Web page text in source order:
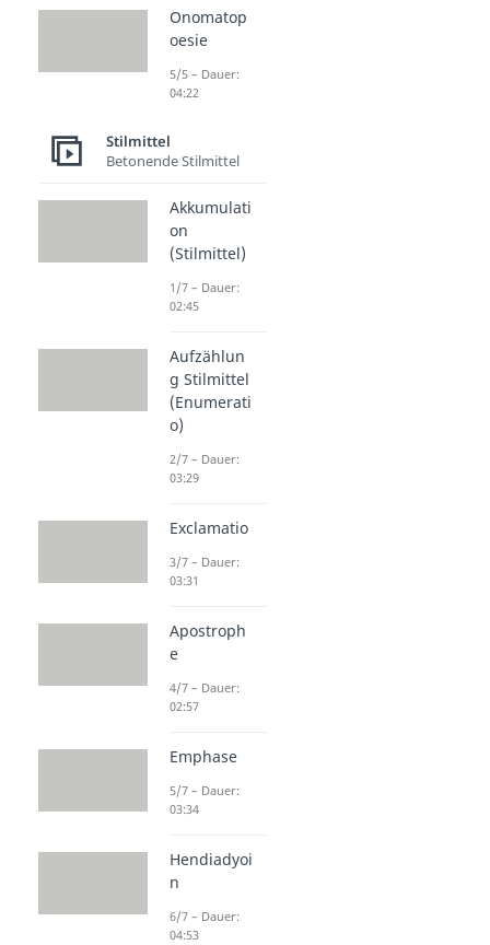
Onomatop
oesie
5/5 – Dauer:
04:22
Stilmittel
Betonende Stilmittel
Akkumulati
on
(Stilmittel)
1/7 – Dauer:
02:45
Aufzählun
g Stilmittel
(Enumerati
o)
2/7 – Dauer:
03:29
Exclamatio
3/7 – Dauer:
03:31
Apostroph
e
4/7 – Dauer:
02:57
Emphase
5/7 – Dauer:
03:34
Hendiadyoi
n
6/7 – Dauer:
04:53